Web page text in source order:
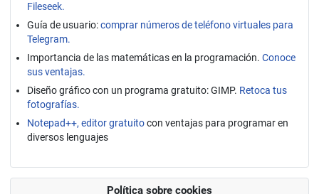
Fileseek.
Guía de usuario:comprar números de teléfono virtuales para
Telegram.
Importancia de las matemáticas en la programación. Conoce
sus ventajas.
Diseño gráfico con un programa gratuito: GIMP. Retoca tus
fotografías.
Notepad++, editor gratuitocon ventajas para programar en
diversos lenguajes
Política sobre cookies